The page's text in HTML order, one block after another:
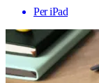
Per iPad